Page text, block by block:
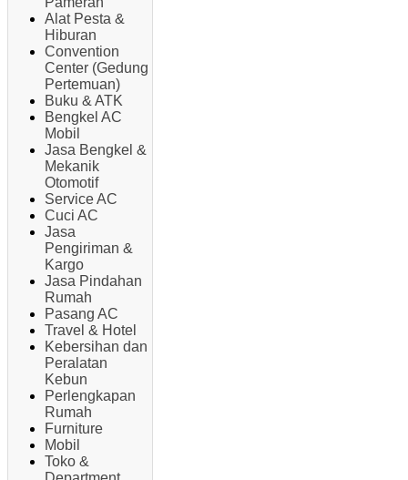
Alat Pesta &
Hiburan
Convention
Center (Gedung
Pertemuan)
Buku & ATK
Bengkel AC
Mobil
Jasa Bengkel &
Mekanik
Otomotif
Service AC
Cuci AC
Jasa
Pengiriman &
Kargo
Jasa Pindahan
Rumah
Pasang AC
Travel & Hotel
Kebersihan dan
Peralatan
Kebun
Perlengkapan
Rumah
Furniture
Mobil
Toko &